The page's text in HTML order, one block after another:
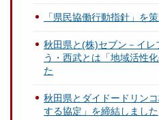
「県民協働行動指針」を
秋田県と(株)セブン－イ
う・西武とは「地域活性
た
秋田県とダイドードリン
する協定」を締結しました